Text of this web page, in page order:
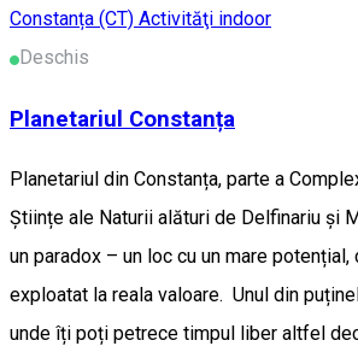
Constanța (CT) Activităţi indoor
Deschis
Planetariul Constanța
Planetariul din Constanța, parte a
Științe ale Naturii alături de Delfinariu și
un paradox – un loc cu un mare potențial,
exploatat la reala valoare. Unul din
unde îți poți petrece timpul liber altfel